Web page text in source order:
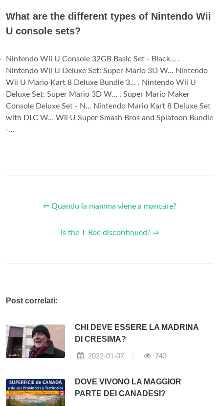
What are the different types of Nintendo Wii
U console sets?
Nintendo Wii U Console 32GB Basic Set - Black… .
Nintendo Wii U Deluxe Set: Super Mario 3D W… Nintendo
Wii U Mario Kart 8 Deluxe Bundle 3… . Nintendo Wii U
Deluxe Set: Super Mario 3D W… . Super Mario Maker
Console Deluxe Set - N… Nintendo Mario Kart 8 Deluxe Set
with DLC W… Wii U Super Smash Bros and Splatoon Bundle
-…
⇐ Quando la mamma viene a mancare?
Is the T-Roc discontinued? ⇒
Post correlati:
CHI DEVE ESSERE LA MADRINA
DI CRESIMA?
2022-01-07 743
DOVE VIVONO LA MAGGIOR
PARTE DEI CANADESI?